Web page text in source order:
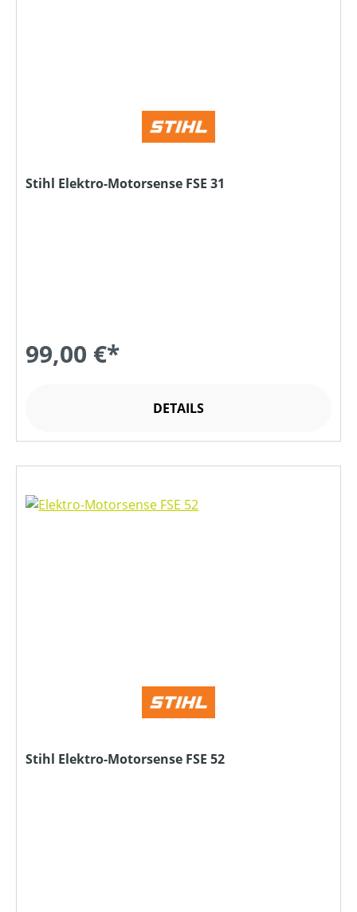
Stihl Elektro-Motorsense FSE 31
99,00 €*
DETAILS
Stihl Elektro-Motorsense FSE 52